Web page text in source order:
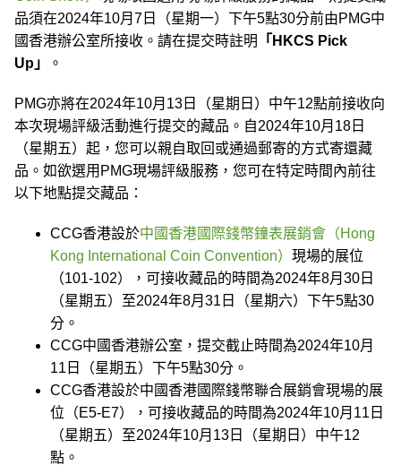
品須在2024年10月7日（星期一）下午5點30分前由PMG中
國香港辦公室所接收。請在提交時註明
「HKCS Pick
Up」
。
PMG亦將在2024年10月13日（星期日）中午12點前接收向
本次現場評級活動進行提交的藏品。自2024年10月18日
（星期五）起，您可以親自取回或通過郵寄的方式寄還藏
品。如欲選用PMG現場評級服務，您可在特定時間內前往
以下地點提交藏品：
CCG香港設於中國香港國際錢幣鐘表展銷會（Hong
Kong International Coin Convention） 現場的展位
（101-102），可接收藏品的時間為2024年8月30日
（星期五）至2024年8月31日（星期六）下午5點30
分。
CCG中國香港辦公室，提交截止時間為2024年10月
11日（星期五）下午5點30分。
CCG香港設於中國香港國際錢幣聯合展銷會現場的展
位（E5-E7），可接收藏品的時間為2024年10月11日
（星期五）至2024年10月13日（星期日）中午12
點。